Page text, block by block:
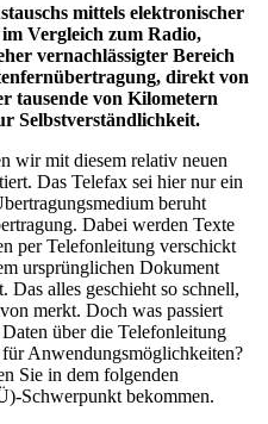
mittels elektronischer
Vergleich zum Radio,
vernachlässigter Bereich
direkt von
tausende von Kilometern
Selbstverständlichkeit.
wir mit diesem relativ neuen
Das Telefax sei hier nur ein
beruht
Dabei werden Texte
per Telefonleitung verschickt
ursprünglichen Dokument
Das alles geschieht so schnell,
merkt. Doch was passiert
über die Telefonleitung
Anwendungsmöglichkeiten?
Sie in dem folgenden
Schwerpunkt bekommen.